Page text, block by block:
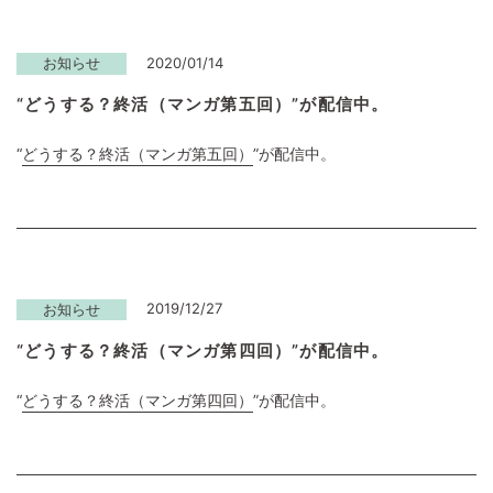
お知らせ 2020/01/14
“どうする？終活（マンガ第五回）”が配信中。
“どうする？終活（マンガ第五回） ”が配信中。
お知らせ 2019/12/27
“どうする？終活（マンガ第四回）”が配信中。
“どうする？終活（マンガ第四回） ”が配信中。